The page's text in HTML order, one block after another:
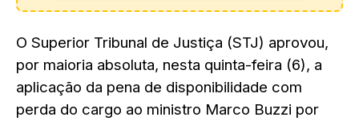
O Superior Tribunal de Justiça (STJ) aprovou,
por maioria absoluta, nesta quinta-feira (6), a
aplicação da pena de disponibilidade com
perda do cargo ao ministro Marco Buzzi por